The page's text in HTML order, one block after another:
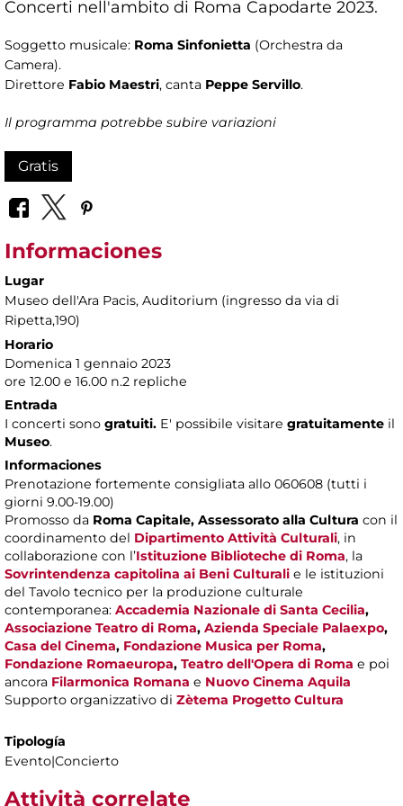
Concerti nell'ambito di Roma Capodarte 2023.
Soggetto musicale: Roma Sinfonietta (Orchestra da
Camera).
Direttore Fabio Maestri, canta Peppe Servillo.
Il programma potrebbe subire variazioni
Gratis
Informaciones
Lugar
Museo dell'Ara Pacis, Auditorium (ingresso da via di
Ripetta,190)
Horario
Domenica 1 gennaio 2023
ore 12.00 e 16.00 n.2 repliche
Entrada
I concerti sono gratuiti. E' possibile visitare gratuitamente il
Museo.
Informaciones
Prenotazione fortemente consigliata allo 060608 (tutti i
giorni 9.00-19.00)
Promosso da Roma Capitale, Assessorato alla Cultura con il
coordinamento del Dipartimento Attività Culturali, in
collaborazione con l’Istituzione Biblioteche di Roma, la
Sovrintendenza capitolina ai Beni Culturali e le istituzioni
del Tavolo tecnico per la produzione culturale
contemporanea: Accademia Nazionale di Santa Cecilia,
Associazione Teatro di Roma, Azienda Speciale Palaexpo,
Casa del Cinema, Fondazione Musica per Roma,
Fondazione Romaeuropa, Teatro dell'Opera di Roma e poi
ancora Filarmonica Romana e Nuovo Cinema Aquila
Supporto organizzativo di Zètema Progetto Cultura
Tipología
Evento|Concierto
Attività correlate